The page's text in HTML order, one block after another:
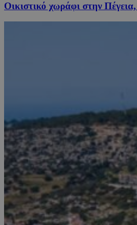
Οικιστικό χωράφι στην